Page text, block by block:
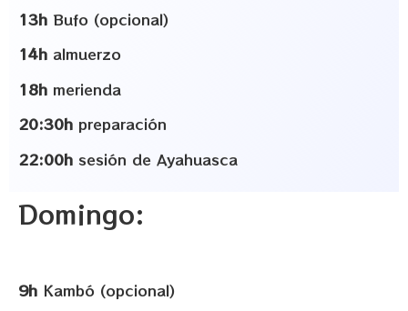
13h Bufo (opcional)
14h almuerzo
18h merienda
20:30h preparación
22:00h sesión de Ayahuasca
Domingo:
9h Kambó (opcional)